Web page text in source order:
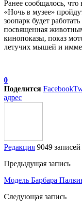
Ранее сообщалось,
«Ночь в музее»
зоопарк будет
посвященная
кинопоказы, показ
летучих мышей и
0
Поделится Facebook
адрес
Редакция 9049 записей
Предыдущая запись
Модель Барбара
Следующая запись